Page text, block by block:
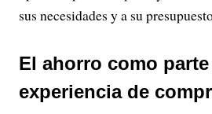
sus necesidades y a su
El ahorro como
experiencia de